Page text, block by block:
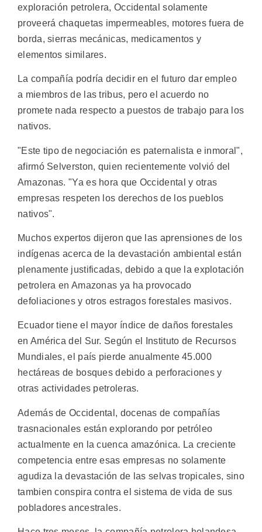
exploración petrolera, Occidental solamente
proveerá chaquetas impermeables, motores fuera de
borda, sierras mecánicas, medicamentos y
elementos similares.
La compañía podría decidir en el futuro dar empleo
a miembros de las tribus, pero el acuerdo no
promete nada respecto a puestos de trabajo para los
nativos.
"Este tipo de negociación es paternalista e inmoral",
afirmó Selverston, quien recientemente volvió del
Amazonas. "Ya es hora que Occidental y otras
empresas respeten los derechos de los pueblos
nativos".
Muchos expertos dijeron que las aprensiones de los
indígenas acerca de la devastación ambiental están
plenamente justificadas, debido a que la explotación
petrolera en Amazonas ya ha provocado
defoliaciones y otros estragos forestales masivos.
Ecuador tiene el mayor índice de daños forestales
en América del Sur. Según el Instituto de Recursos
Mundiales, el país pierde anualmente 45.000
hectáreas de bosques debido a perforaciones y
otras actividades petroleras.
Además de Occidental, docenas de compañías
trasnacionales están explorando por petróleo
actualmente en la cuenca amazónica. La creciente
competencia entre esas empresas no solamente
agudiza la devastación de las selvas tropicales, sino
tambien conspira contra el sistema de vida de sus
pobladores ancestrales.